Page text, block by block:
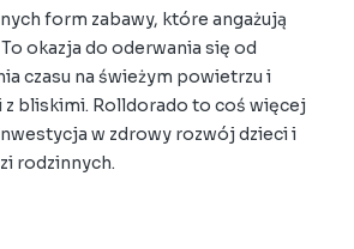
form zabawy, które angażują
To okazja do oderwania się od
czasu na świeżym powietrzu i
z bliskimi. Rolldorado to coś więcej
w zdrowy rozwój dzieci i
rodzinnych.